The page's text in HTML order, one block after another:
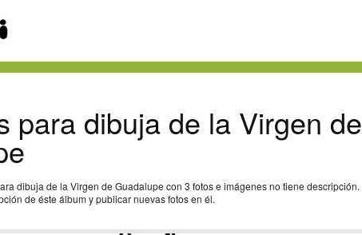
para dibuja de la Virgen de
dibuja de la Virgen de Guadalupe con 3 fotos e imágenes no tiene descripción.
de éste álbum y publicar nuevas fotos en él.